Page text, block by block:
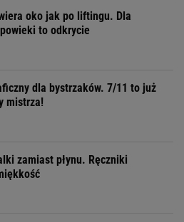
oko jak po liftingu. Dla
to odkrycie
dla bystrzaków. 7/11 to już
mistrza!
zamiast płynu. Ręczniki